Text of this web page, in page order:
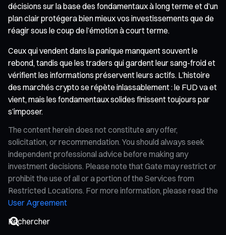
décisions sur la base des fondamentaux à long terme et d’un
plan clair protégera bien mieux vos investissements que de
réagir sous le coup de l’émotion à court terme.
Ceux qui vendent dans la panique manquent souvent le
rebond, tandis que les traders qui gardent leur sang-froid et
vérifient les informations préservent leurs actifs. L’histoire
des marchés crypto se répète inlassablement : le FUD va et
vient, mais les fondamentaux solides finissent toujours par
s’imposer.
The content herein does not constitute any offer,
solicitation, or recommendation. You should always seek
independent professional advice before making any
investment decisions. Please note that Gate may restrict or
prohibit the use of all or a portion of the Services from
Restricted Locations. For more information, please read the
User Agreement